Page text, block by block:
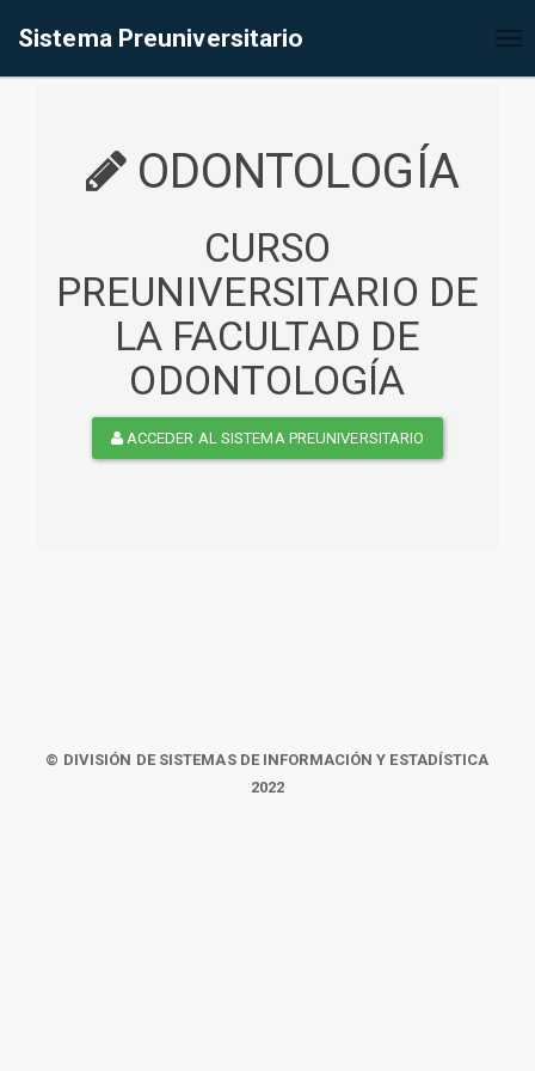
Sistema Preuniversitario
ODONTOLOGÍA
CURSO
PREUNIVERSITARIO DE
LA FACULTAD DE
ODONTOLOGÍA
ACCEDER AL SISTEMA PREUNIVERSITARIO
© DIVISIÓN DE SISTEMAS DE INFORMACIÓN Y ESTADÍSTICA
2022